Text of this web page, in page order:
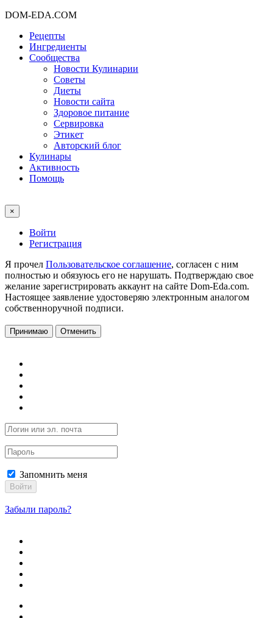
DOM-EDA.COM
Рецепты
Ингредиенты
Сообщества
Новости Кулинарии
Советы
Диеты
Новости сайта
Здоровое питание
Сервировка
Этикет
Авторский блог
Кулинары
Активность
Помощь
×
Войти
Регистрация
Я прочел Пользовательское соглашение, согласен с ним
полностью и обязуюсь его не нарушать. Подтверждаю свое
желание зарегистрировать аккаунт на сайте Dom-Eda.com.
Настоящее заявление удостоверяю электронным аналогом
собственноручной подписи.
Принимаю Отменить
Запомнить меня
Войти
Забыли пароль?